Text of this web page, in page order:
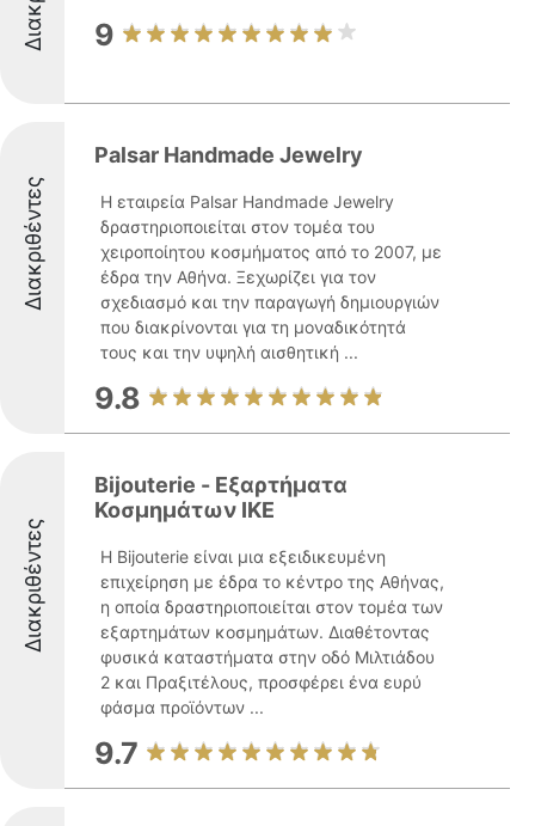
9
Διακριθέντες
Palsar Handmade Jewelry
Η εταιρεία Palsar Handmade Jewelry
δραστηριοποιείται στον τομέα του
χειροποίητου κοσμήματος από το 2007, με
έδρα την Αθήνα. Ξεχωρίζει για τον
σχεδιασμό και την παραγωγή δημιουργιών
που διακρίνονται για τη μοναδικότητά
τους και την υψηλή αισθητική ...
9.8
Διακριθέντες
Bijouterie - Εξαρτήματα
Κοσμημάτων ΙΚΕ
Η Bijouterie είναι μια εξειδικευμένη
επιχείρηση με έδρα το κέντρο της Αθήνας,
η οποία δραστηριοποιείται στον τομέα των
εξαρτημάτων κοσμημάτων. Διαθέτοντας
φυσικά καταστήματα στην οδό Μιλτιάδου
2 και Πραξιτέλους, προσφέρει ένα ευρύ
φάσμα προϊόντων ...
9.7